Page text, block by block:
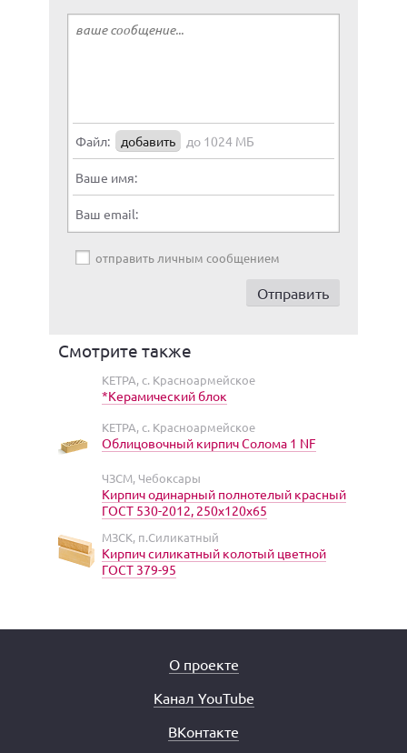
Файл: добавить до 1024 МБ
Ваше имя:
Ваш email:
отправить личным сообщением
Смотрите также
КЕТРА, с. Красноармейское
*Керамический блок
КЕТРА, с. Красноармейское
Облицовочный кирпич Солома 1 NF
ЧЗСМ, Чебоксары
Кирпич одинарный полнотелый красный
ГОСТ 530-2012, 250х120х65
МЗСК, п.Силикатный
Кирпич силикатный колотый цветной
ГОСТ 379-95
О проекте
Канал YouTube
ВКонтакте